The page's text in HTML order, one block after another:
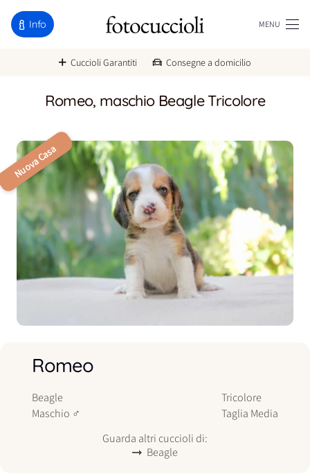
Info MENU
Cuccioli Garantiti Consegne a domicilio
Romeo, maschio Beagle Tricolore
Nuova Casa
Romeo
Beagle
Maschio ♂
Tricolore
Taglia Media
Guarda altri cuccioli di:
Beagle